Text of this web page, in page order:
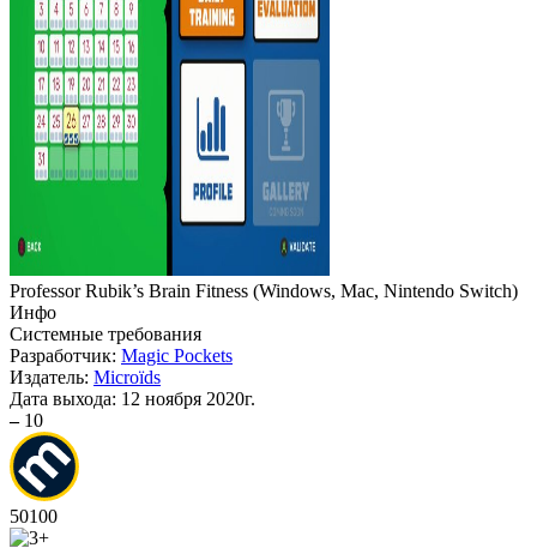
Professor Rubik’s Brain Fitness (Windows, Mac, Nintendo Switch)
Инфо
Системные требования
Разработчик: Magic Pockets
Издатель: Microïds
Дата выхода: 12 ноября 2020г.
– 10
50100